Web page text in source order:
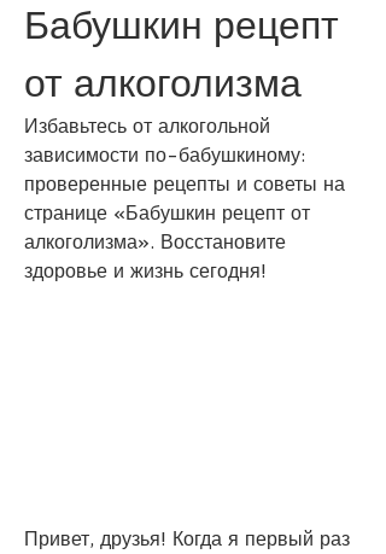
Бабушкин рецепт
от алкоголизма
Избавьтесь от алкогольной
зависимости по-бабушкиному:
проверенные рецепты и советы на
странице «Бабушкин рецепт от
алкоголизма». Восстановите
здоровье и жизнь сегодня!
Привет, друзья! Когда я первый раз